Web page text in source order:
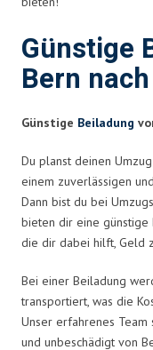
Günstige
Bern
Günstige Beiladung
Du planst deinen
einem zuverlässigen
Dann bist du bei
bieten dir eine günstige
die dir dabei hilft, Geld
Bei einer Beiladung
transportiert, was die
Unser erfahrenes Team
und unbeschädigt von